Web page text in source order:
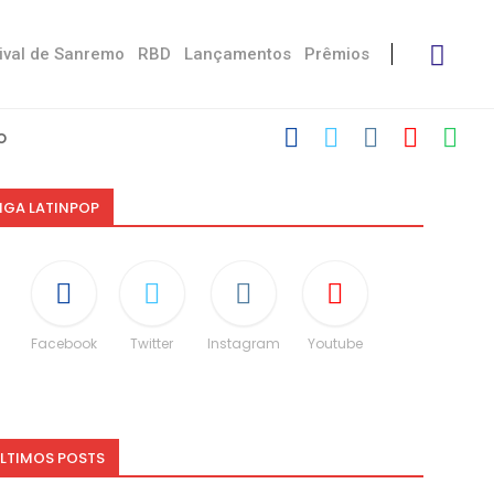
de Sanremo RBD Lançamentos Prêmios
LATINPOP
Facebook Twitter Instagram Youtube
POSTS